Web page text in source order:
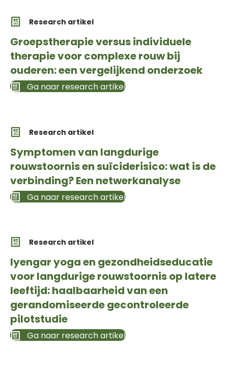
Research artikel
Groepstherapie versus individuele
therapie voor complexe rouw bij
ouderen: een vergelijkend onderzoek
Ga naar research artikel
Research artikel
Symptomen van langdurige
rouwstoornis en suïciderisico: wat is de
verbinding? Een netwerkanalyse
Ga naar research artikel
Research artikel
Iyengar yoga en gezondheidseducatie
voor langdurige rouwstoornis op latere
leeftijd: haalbaarheid van een
gerandomiseerde gecontroleerde
pilotstudie
Ga naar research artikel